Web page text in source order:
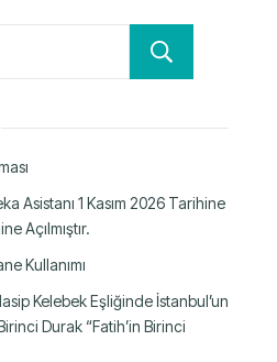
Asistanı 1 Kasım 2026 Tarihine
Açılmıştır.
Kullanımı
Kelebek Eşliğinde İstanbul’un
Durak “Fatih’in Birinci